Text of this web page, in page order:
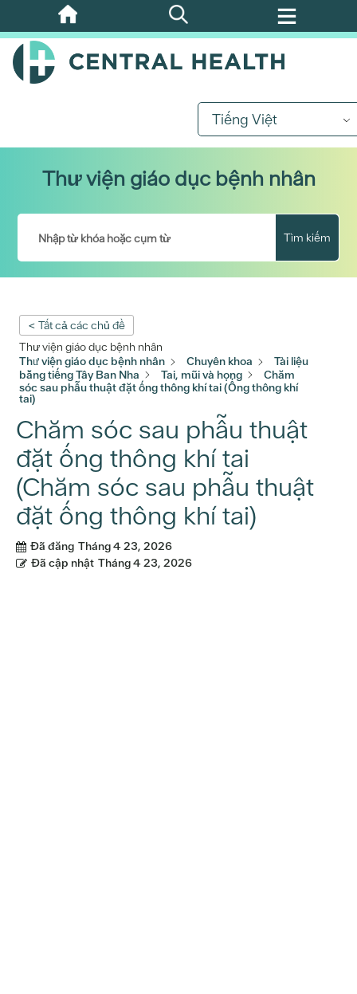
Bỏ
qua
nội
Tiếng Việt
Thư viện giáo dục bệnh nhân
Tìm kiếm
< Tất cả các chủ đề
Thư viện giáo dục bệnh nhân
Thư viện giáo dục bệnh nhân
Chuyên khoa
Tài liệu
bằng tiếng Tây Ban Nha
Tai, mũi và họng
Chăm
sóc sau phẫu thuật đặt ống thông khí tai (Ống thông khí
tai)
Chăm sóc sau phẫu thuật
đặt ống thông khí tai
(Chăm sóc sau phẫu thuật
đặt ống thông khí tai)
Đã đăng Tháng 4 23, 2026
Đã cập nhật Tháng 4 23, 2026